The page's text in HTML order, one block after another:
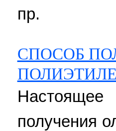
пр.
СПОСОБ
получения